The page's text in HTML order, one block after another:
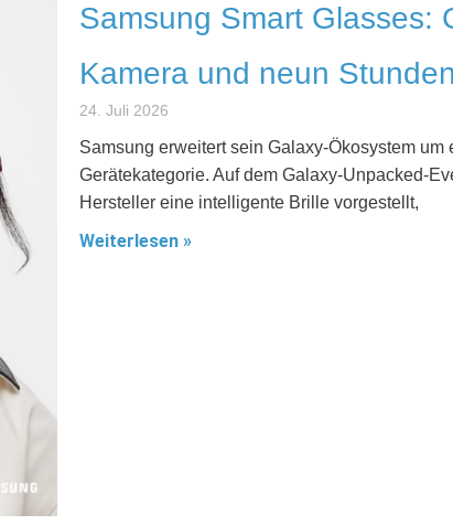
Samsung Smart Glasses:
Kamera und neun
24. Juli 2026
Samsung erweitert sein Galaxy-Ökosystem um
Gerätekategorie. Auf dem Galaxy-Unpacked-
Hersteller eine intelligente Brille vorgestellt,
Weiterlesen »